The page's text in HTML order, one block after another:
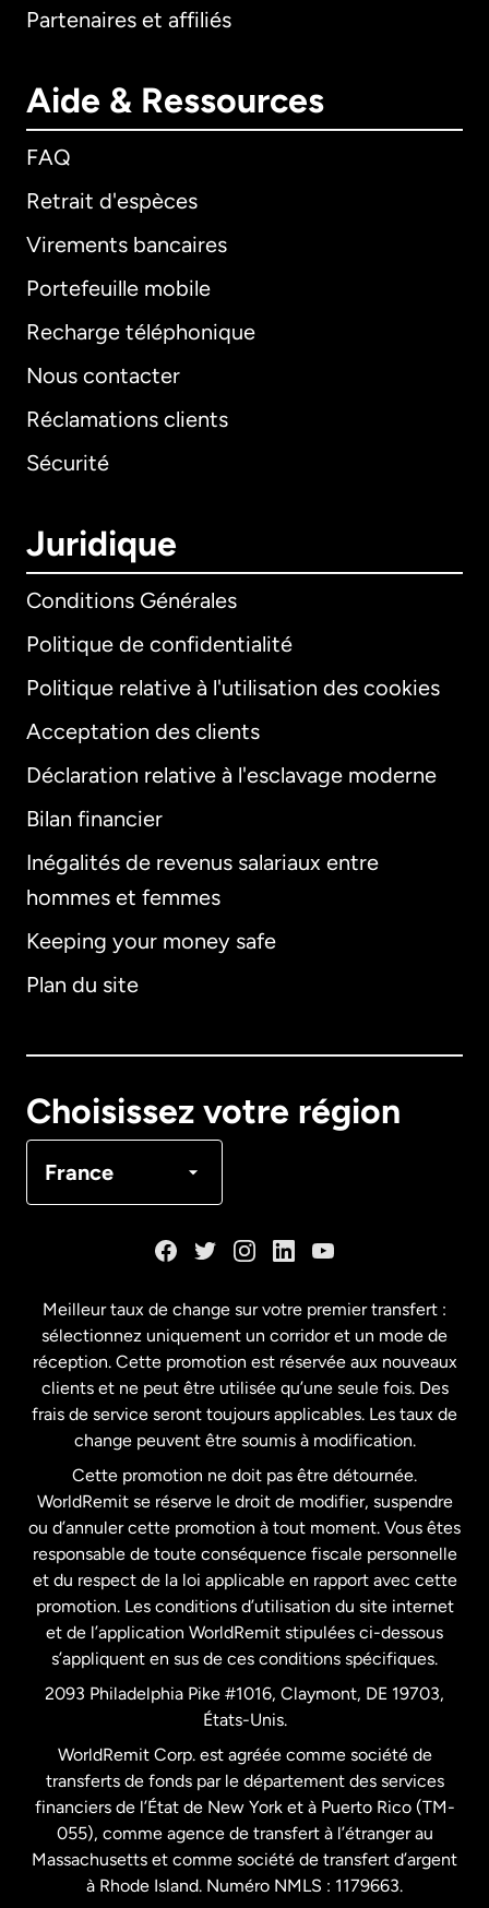
Partenaires et affiliés
Aide & Ressources
FAQ
Retrait d'espèces
Virements bancaires
Portefeuille mobile
Recharge téléphonique
Nous contacter
Réclamations clients
Sécurité
Juridique
Conditions Générales
Politique de confidentialité
Politique relative à l'utilisation des cookies
Acceptation des clients
Déclaration relative à l'esclavage moderne
Bilan financier
Inégalités de revenus salariaux entre
hommes et femmes
Keeping your money safe
Plan du site
Choisissez votre région
France
International
Allemagne
Français
États-Unis English
États-Unis Español
France
Malaisie
Nouvelle-Zélande
Pays-Bas
Royaume-Uni
Suède
Meilleur taux de change sur votre premier transfert :
sélectionnez uniquement un corridor et un mode de
réception. Cette promotion est réservée aux nouveaux
clients et ne peut être utilisée qu’une seule fois. Des
frais de service seront toujours applicables. Les taux de
change peuvent être soumis à modification.
Cette promotion ne doit pas être détournée.
WorldRemit se réserve le droit de modifier, suspendre
ou d’annuler cette promotion à tout moment. Vous êtes
responsable de toute conséquence fiscale personnelle
et du respect de la loi applicable en rapport avec cette
promotion. Les conditions d’utilisation du site internet
et de l’application WorldRemit stipulées ci-dessous
s’appliquent en sus de ces conditions spécifiques.
2093 Philadelphia Pike #1016, Claymont, DE 19703,
États-Unis.
WorldRemit Corp. est agréée comme société de
transferts de fonds par le département des services
financiers de l’État de New York et à Puerto Rico (TM-
055), comme agence de transfert à l’étranger au
Massachusetts et comme société de transfert d’argent
à Rhode Island. Numéro NMLS : 1179663.